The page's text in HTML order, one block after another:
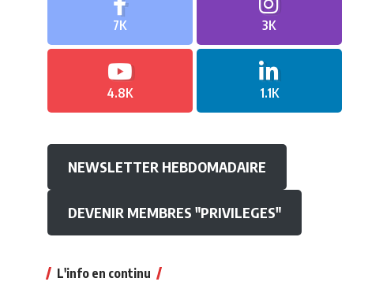
7K 3K
4.8K 1.1K
NEWSLETTER HEBDOMADAIRE
DEVENIR MEMBRES "PRIVILEGES"
L'info en continu